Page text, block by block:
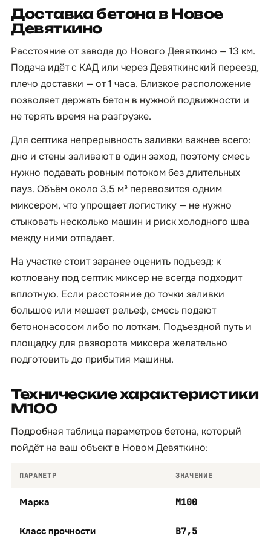
Доставка бетона в Новое
Девяткино
Расстояние от завода до Нового Девяткино — 13 км.
Подача идёт с КАД или через Девяткинский переезд,
плечо доставки — от 1 часа. Близкое расположение
позволяет держать бетон в нужной подвижности и
не терять время на разгрузке.
Для септика непрерывность заливки важнее всего:
дно и стены заливают в один заход, поэтому смесь
нужно подавать ровным потоком без длительных
пауз. Объём около 3,5 м³ перевозится одним
миксером, что упрощает логистику — не нужно
стыковать несколько машин и риск холодного шва
между ними отпадает.
На участке стоит заранее оценить подъезд: к
котловану под септик миксер не всегда подходит
вплотную. Если расстояние до точки заливки
большое или мешает рельеф, смесь подают
бетононасосом либо по лоткам. Подъездной путь и
площадку для разворота миксера желательно
подготовить до прибытия машины.
Технические характеристики
М100
Подробная таблица параметров бетона, который
пойдёт на ваш объект в Новом Девяткино:
ПАРАМЕТР ЗНАЧЕНИЕ
Марка М100
Класс прочности B7,5